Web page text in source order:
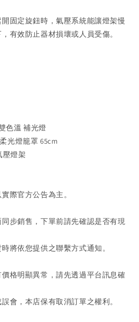
固定旋鈕時，氣壓系統能讓燈架慢
有效防止器材損壞或人員受傷。
色溫 補光燈
光燈籠罩 65cm
壓燈架
際官方公告為主。
步銷售，下單前請先確認是否有現
將依您提供之聯繫方式通知。
格明顯異常，請先透過平台訊息確
會，本店保有取消訂單之權利。